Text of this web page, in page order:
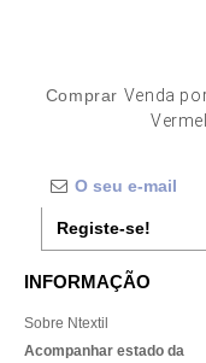
Comprar Venda
Registe-se!
INFORMAÇÃO
Sobre Ntextil
Acompanhar estado da